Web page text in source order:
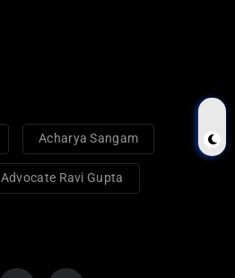
Acharya Sangam
Advocate Ravi Gupta